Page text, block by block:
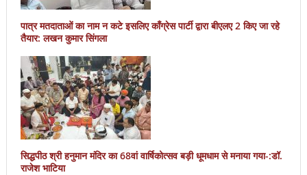
पात्र मतदाताओं का नाम न कटे इसलिए काँग्रेस पार्टी द्वारा बीएलए 2 किए जा रहे
तैयार: लखन कुमार सिंगला
सिद्धपीठ श्री हनुमान मंदिर का 68वां वार्षिकोत्सव बड़ी धूमधाम से मनाया गया-:डॉ.
राजेश भाटिया